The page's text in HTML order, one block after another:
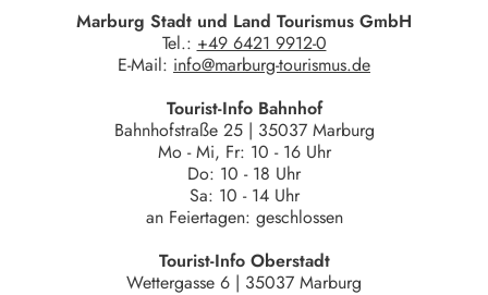
Marburg Stadt und Land Tourismus GmbH
Tel.: +49 6421 9912-0
E-Mail: info@marburg-tourismus.de
Tourist-Info Bahnhof
Bahnhofstraße 25 | 35037 Marburg
Mo - Mi, Fr: 10 - 16 Uhr
Do: 10 - 18 Uhr
Sa: 10 - 14 Uhr
an Feiertagen: geschlossen
Tourist-Info Oberstadt
Wettergasse 6 | 35037 Marburg